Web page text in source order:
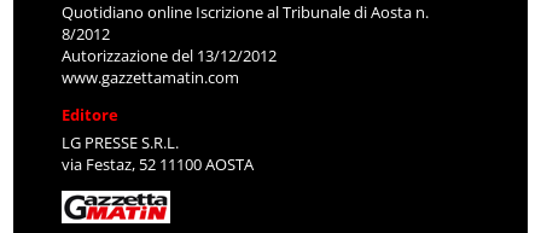
Quotidiano online Iscrizione al Tribunale di Aosta n.
8/2012
Autorizzazione del 13/12/2012
www.gazzettamatin.com
Editore
LG PRESSE S.R.L.
via Festaz, 52 11100 AOSTA